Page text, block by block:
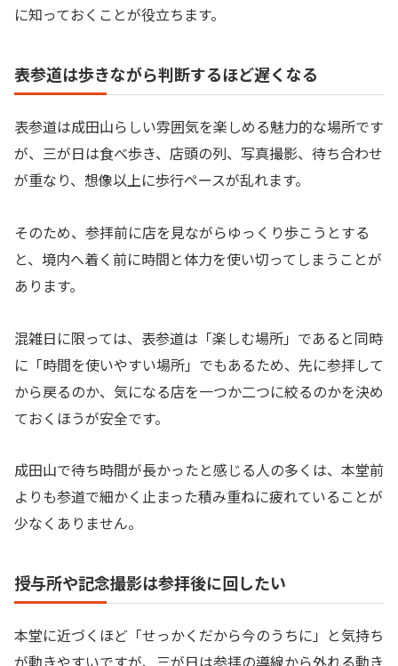
に知っておくことが役立ちます。
表参道は歩きながら判断するほど遅くなる
表参道は成田山らしい雰囲気を楽しめる魅力的な場所です
が、三が日は食べ歩き、店頭の列、写真撮影、待ち合わせ
が重なり、想像以上に歩行ペースが乱れます。
そのため、参拝前に店を見ながらゆっくり歩こうとする
と、境内へ着く前に時間と体力を使い切ってしまうことが
あります。
混雑日に限っては、表参道は「楽しむ場所」であると同時
に「時間を使いやすい場所」でもあるため、先に参拝して
から戻るのか、気になる店を一つか二つに絞るのかを決め
ておくほうが安全です。
成田山で待ち時間が長かったと感じる人の多くは、本堂前
よりも参道で細かく止まった積み重ねに疲れていることが
少なくありません。
授与所や記念撮影は参拝後に回したい
本堂に近づくほど「せっかくだから今のうちに」と気持ち
が動きやすいですが、三が日は参拝の導線から外れる動き